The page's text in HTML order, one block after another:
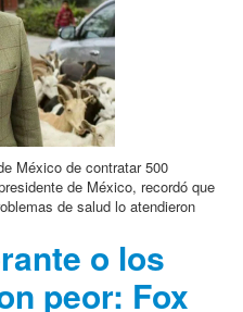
México de contratar 500
de México, recordó que
de salud lo atendieron
o los
peor: Fox